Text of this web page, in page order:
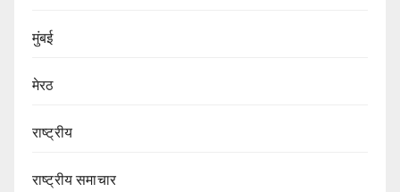
मुंबई
मेरठ
राष्ट्रीय
राष्ट्रीय समाचार